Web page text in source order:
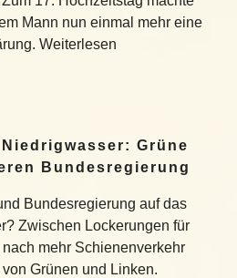
Mann nun einmal mehr eine
Weiterlesen
Grüne
Bundesregierung
Bundesregierung auf das
Zwischen Lockerungen für
mehr Schienenverkehr
Grünen und Linken.